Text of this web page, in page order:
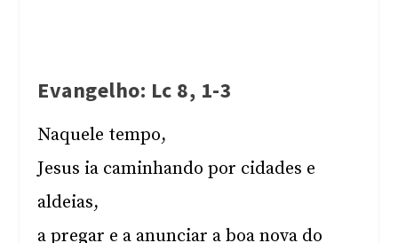
Evangelho: Lc 8, 1-3
Naquele tempo,
Jesus ia caminhando por cidades e
aldeias,
a pregar e a anunciar a boa nova do